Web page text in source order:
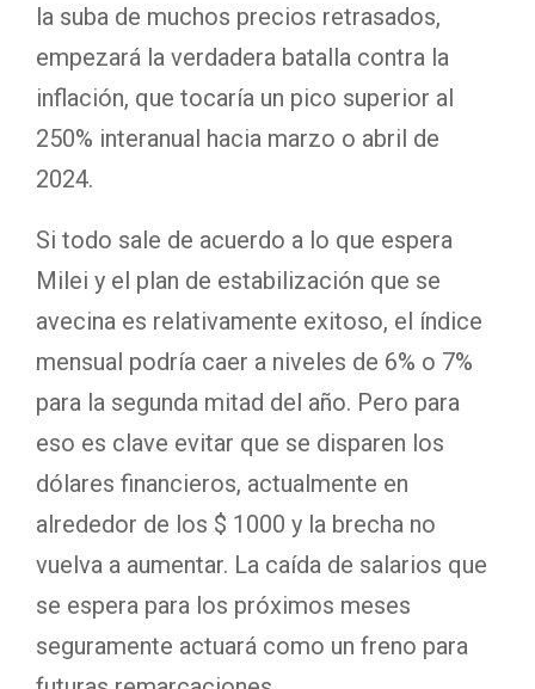
la suba de muchos precios retrasados,
empezará la verdadera batalla contra la
inflación, que tocaría un pico superior al
250% interanual hacia marzo o abril de
2024.
Si todo sale de acuerdo a lo que espera
Milei y el plan de estabilización que se
avecina es relativamente exitoso, el índice
mensual podría caer a niveles de 6% o 7%
para la segunda mitad del año. Pero para
eso es clave evitar que se disparen los
dólares financieros, actualmente en
alrededor de los $ 1000 y la brecha no
vuelva a aumentar. La caída de salarios que
se espera para los próximos meses
seguramente actuará como un freno para